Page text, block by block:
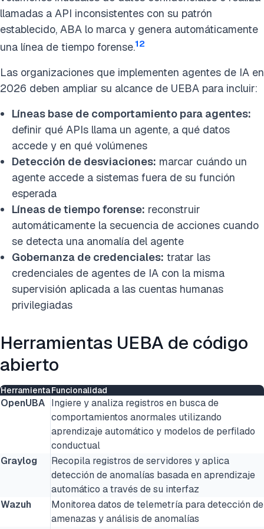
llamadas a API inconsistentes con su patrón
establecido, ABA lo marca y genera automáticamente
una línea de tiempo forense.12
Las organizaciones que implementen agentes de IA en
2026 deben ampliar su alcance de UEBA para incluir:
Líneas base de comportamiento para agentes:
definir qué APIs llama un agente, a qué datos
accede y en qué volúmenes
Detección de desviaciones: marcar cuándo un
agente accede a sistemas fuera de su función
esperada
Líneas de tiempo forense: reconstruir
automáticamente la secuencia de acciones cuando
se detecta una anomalía del agente
Gobernanza de credenciales: tratar las
credenciales de agentes de IA con la misma
supervisión aplicada a las cuentas humanas
privilegiadas
Herramientas UEBA de código
abierto
HerramientaFuncionalidad
OpenUBA Ingiere y analiza registros en busca de
comportamientos anormales utilizando
aprendizaje automático y modelos de perfilado
conductual
Graylog
Recopila registros de servidores y aplica
detección de anomalías basada en aprendizaje
automático a través de su interfaz
Wazuh
Monitorea datos de telemetría para detección de
amenazas y análisis de anomalías